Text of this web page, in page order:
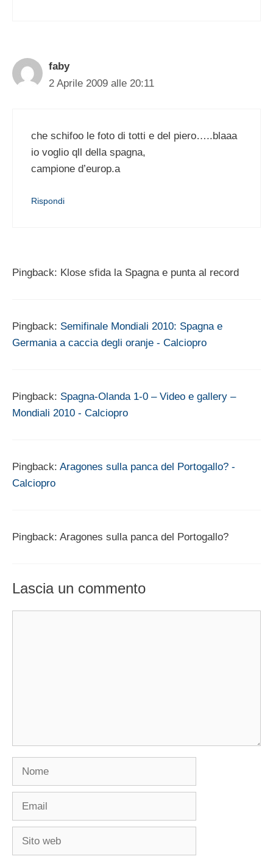
faby
2 Aprile 2009 alle 20:11
che schifoo le foto di totti e del piero…..blaaa
io voglio qll della spagna,
campione d’europ.a
Rispondi
Pingback: Klose sfida la Spagna e punta al record
Pingback: Semifinale Mondiali 2010: Spagna e
Germania a caccia degli oranje - Calciopro
Pingback: Spagna-Olanda 1-0 – Video e gallery –
Mondiali 2010 - Calciopro
Pingback: Aragones sulla panca del Portogallo? -
Calciopro
Pingback: Aragones sulla panca del Portogallo?
Lascia un commento